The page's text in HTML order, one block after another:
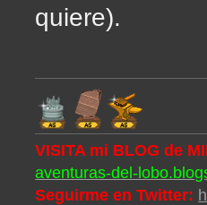
quiere).
VISITA mi BLOG de
aventuras-del-
Seguirme en Twitter: